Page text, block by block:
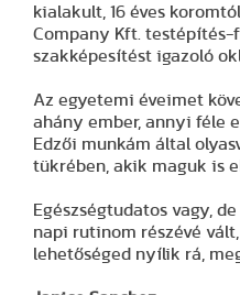
kialakult, 16 éves
Company Kft. testépítés-
szakképesítést igazoló
Az egyetemi éveimet
ahány ember, annyi féle
Edzői munkám által
tükrében, akik maguk is
Egészségtudatos vagy,
napi rutinom részévé
lehetőséged nyílik rá,